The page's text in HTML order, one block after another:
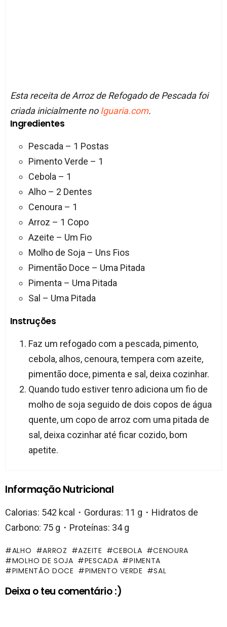
Esta receita de Arroz de Refogado de Pescada foi
criada inicialmente no Iguaria.com.
Ingredientes
Pescada – 1 Postas
Pimento Verde – 1
Cebola – 1
Alho – 2 Dentes
Cenoura – 1
Arroz – 1 Copo
Azeite – Um Fio
Molho de Soja – Uns Fios
Pimentão Doce – Uma Pitada
Pimenta – Uma Pitada
Sal – Uma Pitada
Instruções
Faz um refogado com a pescada, pimento,
cebola, alhos, cenoura, tempera com azeite,
pimentão doce, pimenta e sal, deixa cozinhar.
Quando tudo estiver tenro adiciona um fio de
molho de soja seguido de dois copos de água
quente, um copo de arroz com uma pitada de
sal, deixa cozinhar até ficar cozido, bom
apetite.
Informação Nutricional
Calorias: 542 kcal・Gorduras: 11 g・Hidratos de
Carbono: 75 g・Proteínas: 34 g
ALHO ARROZ AZEITE CEBOLA
CENOURA
MOLHO DE SOJA
PESCADA
PIMENTA
PIMENTÃO DOCE
PIMENTO VERDE SAL
Deixa o teu comentário :)